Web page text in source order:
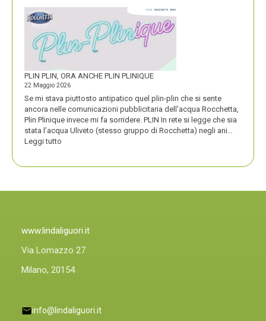
PLIN PLIN, ORA ANCHE PLIN PLINIQUE
22 Maggio 2026
Se mi stava piuttosto antipatico quel plin-plin che si sente
ancora nelle comunicazioni pubblicitaria dell’acqua Rocchetta,
Plin Plinique invece mi fa sorridere. PLIN In rete si legge che sia
stata l’acqua Uliveto (stesso gruppo di Rocchetta) negli ani…
Leggi tutto
www.lindaliguori.it
Via Lomazzo 27
Milano, 20154
info@lindaliguori.it